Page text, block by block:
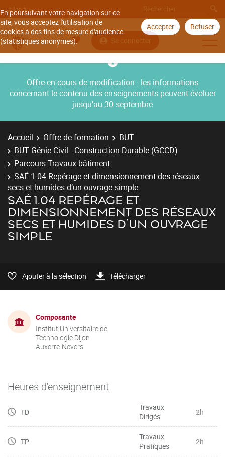
En poursuivant votre navigation sur ce
site, vous acceptez l'utilisation de
cookies à des fins de mesure d'audience
(statistiques anonymes).
Accepter Refuser
Aller à
Se connecter
Offre en cours de modification : les informations
concernant le contenu des enseignements peuvent évoluer
jusqu’au 30 septembre
Accueil Offre de formation
BUT
BUT Génie Civil - Construction Durable (GCCD)
Parcours Travaux bâtiment
SAÉ 1.04 Repérage et dimensionnement des réseaux
secs et humides d’un ouvrage simple
SAÉ 1.04 REPÉRAGE ET
DIMENSIONNEMENT DES RÉSEAUX
SECS ET HUMIDES D’UN OUVRAGE
SIMPLE
Ajouter à la sélection Télécharger
Composante
Institut Universitaire de
Technologie Dijon-
Auxerre-Nevers
Heures d'enseignement
TD
Travaux
Dirigés
2h
TP
Travaux
Pratiques
2h